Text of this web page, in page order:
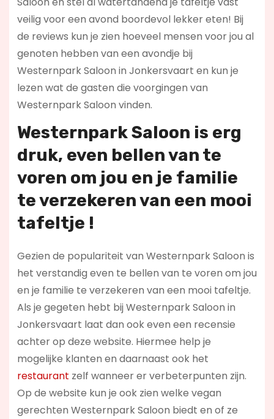
veilig voor een avond boordevol lekker eten! Bij
de reviews kun je zien hoeveel mensen voor jou al
genoten hebben van een avondje bij
Westernpark Saloon in Jonkersvaart en kun je
lezen wat de gasten die voorgingen van
Westernpark Saloon vinden.
Westernpark Saloon is erg
druk, even bellen van te
voren om jou en je familie
te verzekeren van een mooi
tafeltje !
Gezien de populariteit van Westernpark Saloon is
het verstandig even te bellen van te voren om jou
en je familie te verzekeren van een mooi tafeltje.
Als je gegeten hebt bij Westernpark Saloon in
Jonkersvaart laat dan ook even een recensie
achter op deze website. Hiermee help je
mogelijke klanten en daarnaast ook het
restaurant zelf wanneer er verbeterpunten zijn.
Op de website kun je ook zien welke vegan
gerechten Westernpark Saloon biedt en of ze